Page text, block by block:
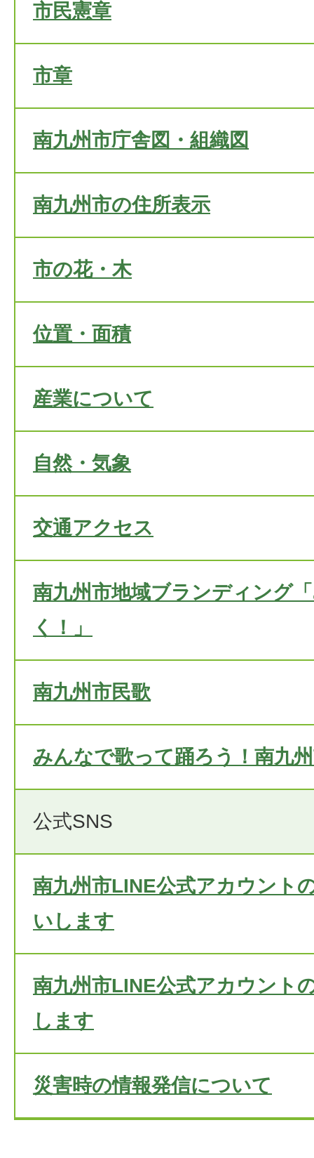
市民憲章
市章
南九州市庁舎図・組織図
南九州市の住所表示
市の花・木
位置・面積
産業について
自然・気象
交通アクセス
南九州市地域ブランディング
く！」
南九州市民歌
みんなで歌って踊ろう！南九
公式SNS
南九州市LINE公式アカウント
いします
南九州市LINE公式アカウント
します
災害時の情報発信について